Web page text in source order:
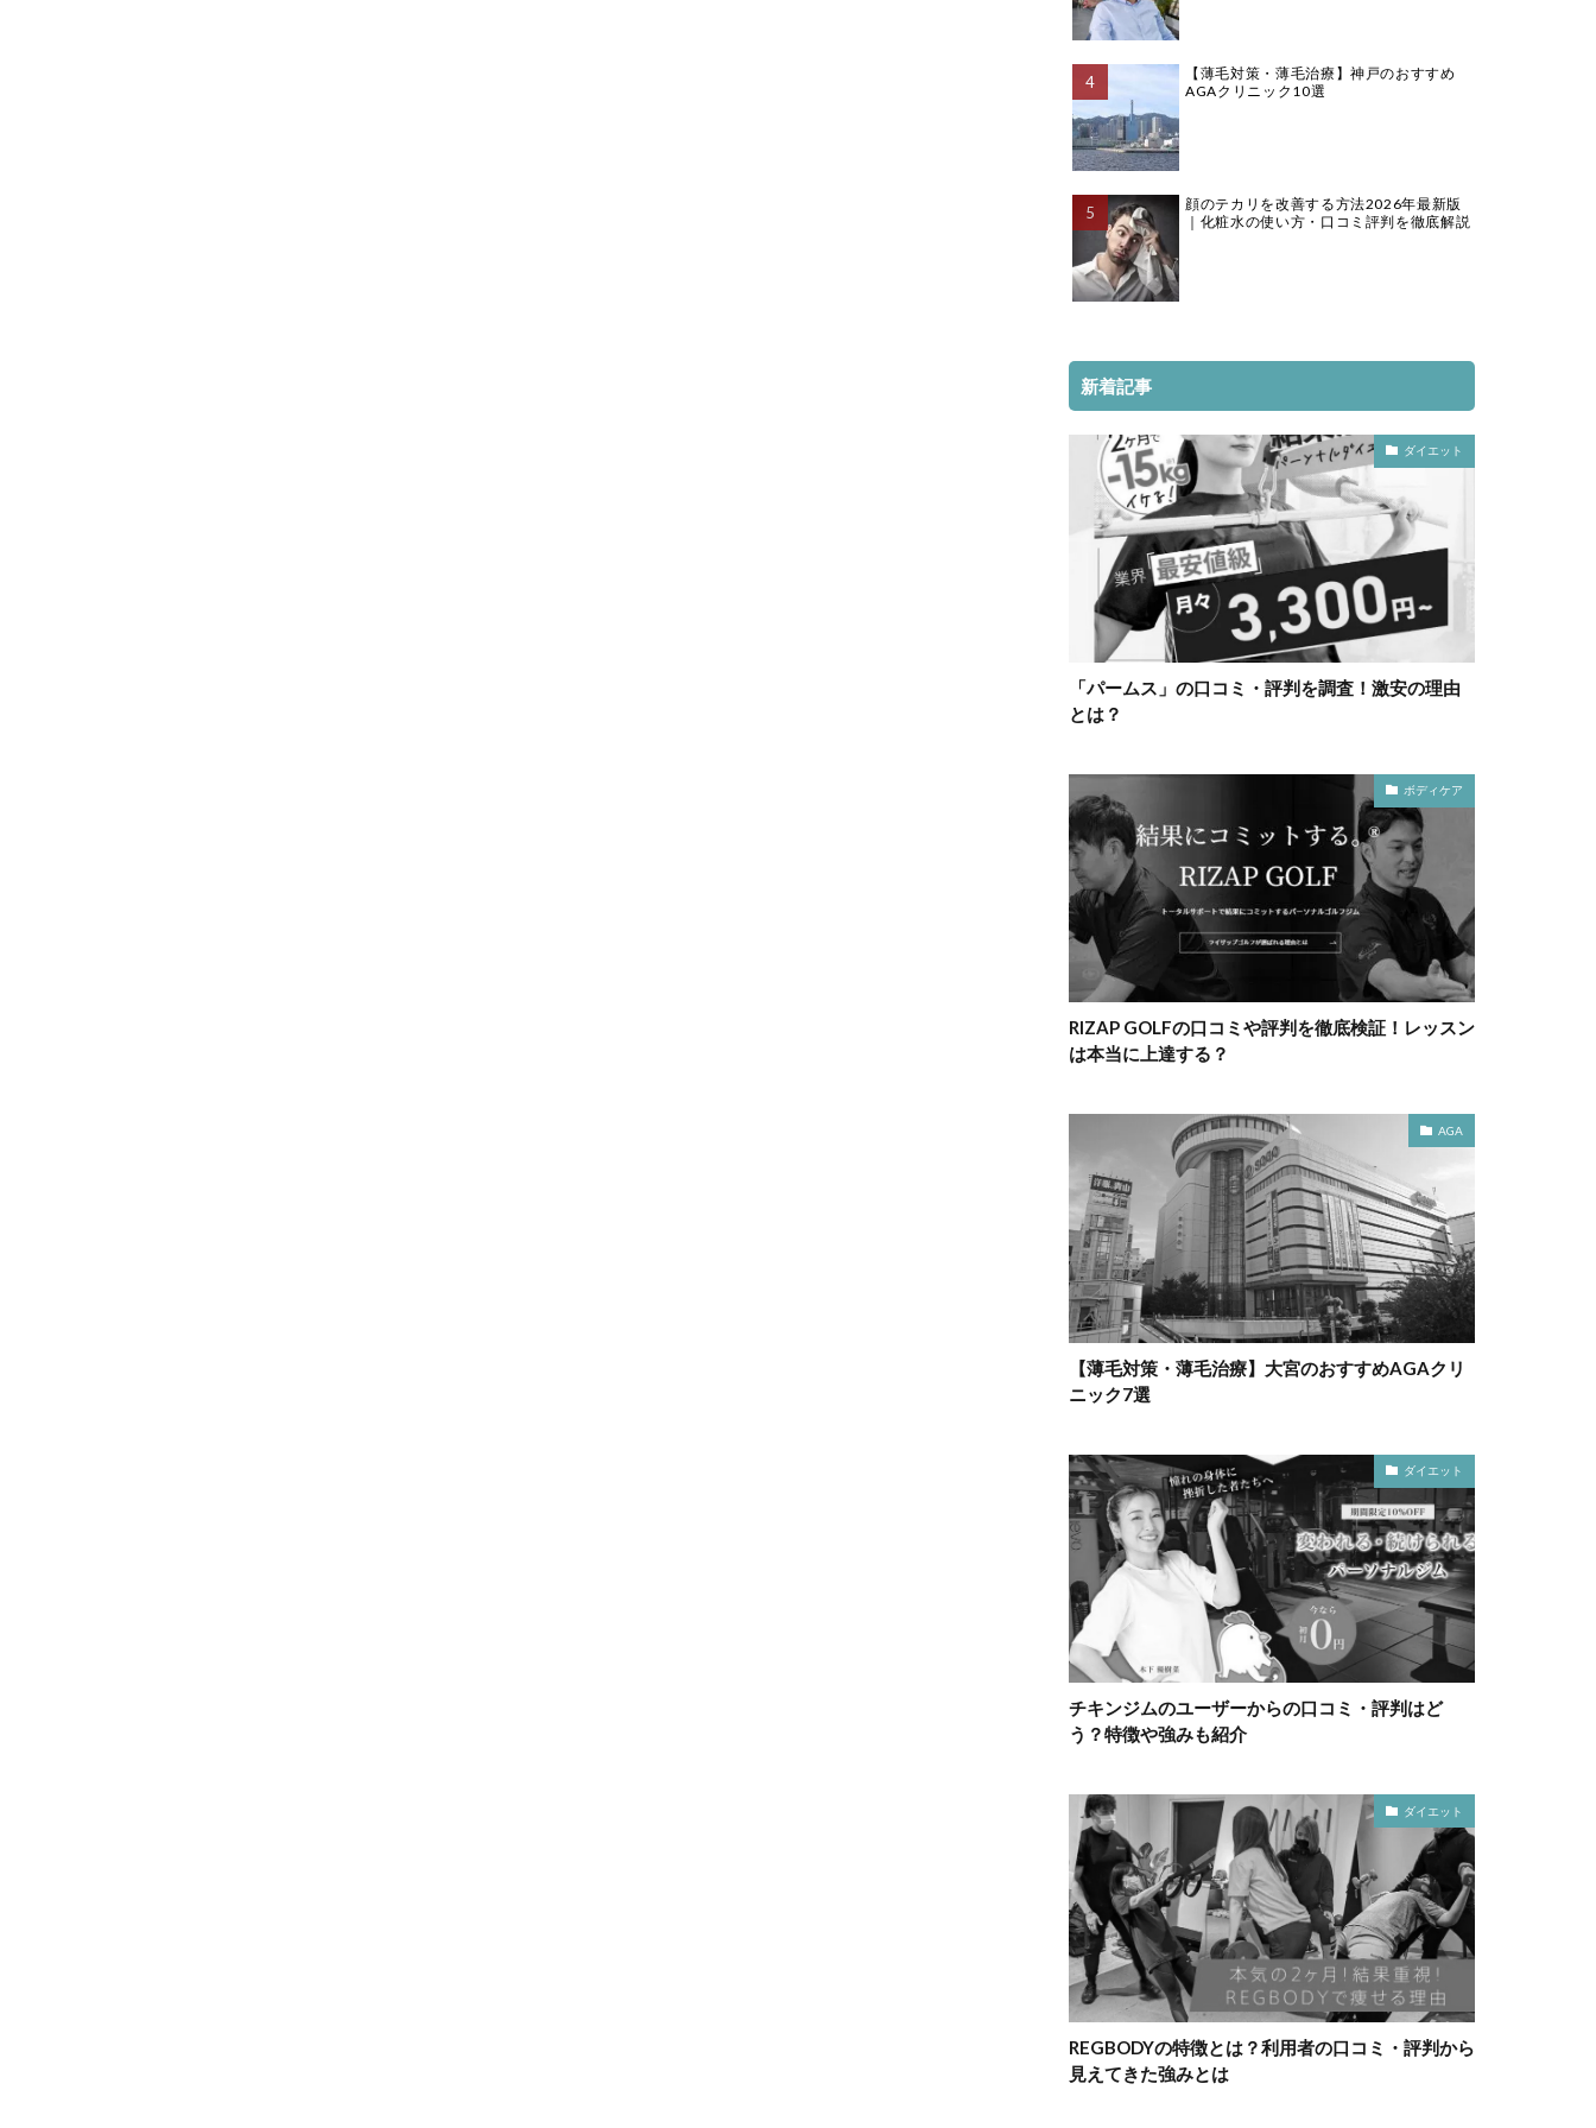
【薄毛対策・薄毛治療】神戸のおすすめ
AGAクリニック10選
顔のテカリを改善する方法2026年最新版
｜化粧水の使い方・口コミ評判を徹底解説
新着記事
ダイエット
「パームス」の口コミ・評判を調査！激安の理由
とは？
ボディケア
RIZAP GOLFの口コミや評判を徹底検証！レッスン
は本当に上達する？
AGA
【薄毛対策・薄毛治療】大宮のおすすめAGAクリ
ニック7選
ダイエット
チキンジムのユーザーからの口コミ・評判はど
う？特徴や強みも紹介
ダイエット
REGBODYの特徴とは？利用者の口コミ・評判から
見えてきた強みとは